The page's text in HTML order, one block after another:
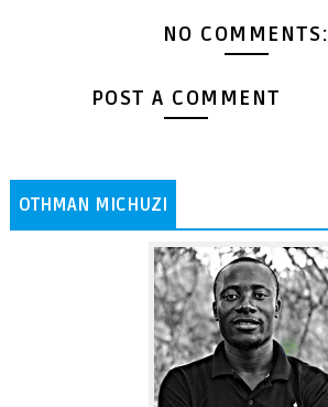
NO COMMENTS:
POST A COMMENT
OTHMAN MICHUZI